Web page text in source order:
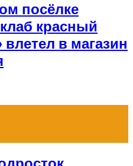
посёлке
красный
влетел в магазин